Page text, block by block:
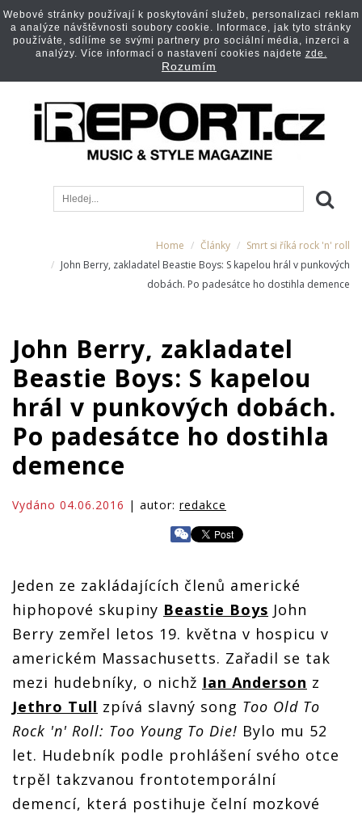
Home Články
Smrt si říká rock 'n' roll
John Berry, zakladatel Beastie Boys: S kapelou hrál v punkových
dobách. Po padesátce ho dostihla demence
John Berry, zakladatel
Beastie Boys: S kapelou
hrál v punkových dobách.
Po padesátce ho dostihla
demence
Vydáno 04.06.2016 | autor: redakce
Jeden ze zakládajících členů americké
hiphopové skupiny Beastie Boys John
Berry zemřel letos 19. května v hospicu v
americkém Massachusetts. Zařadil se tak
mezi hudebníky, o nichž Ian Anderson z
Jethro Tull zpívá slavný song Too Old To
Rock 'n' Roll: Too Young To Die! Bylo mu 52
let. Hudebník podle prohlášení svého otce
trpěl takzvanou frontotemporální
demencí, která postihuje čelní mozkové
Webové stránky používají k poskytování služeb, personalizaci reklam
a analýze návštěvnosti soubory cookie. Informace, jak tyto stránky
používáte, sdílíme se svými partnery pro sociální média, inzerci a
analýzy. Více informací o nastavení cookies najdete zde.
Rozumím